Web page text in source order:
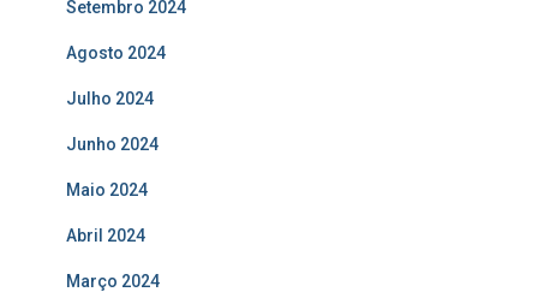
Setembro 2024
Agosto 2024
Julho 2024
Junho 2024
Maio 2024
Abril 2024
Março 2024